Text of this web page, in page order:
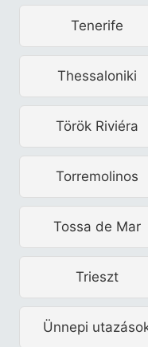
Tenerife
Thessaloniki
Török Riviéra
Torremolinos
Tossa de Mar
Trieszt
Ünnepi